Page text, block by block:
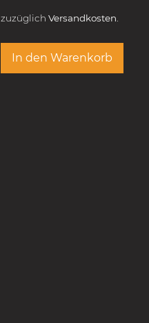
zuzüglich Versandkosten.
In den Warenkorb